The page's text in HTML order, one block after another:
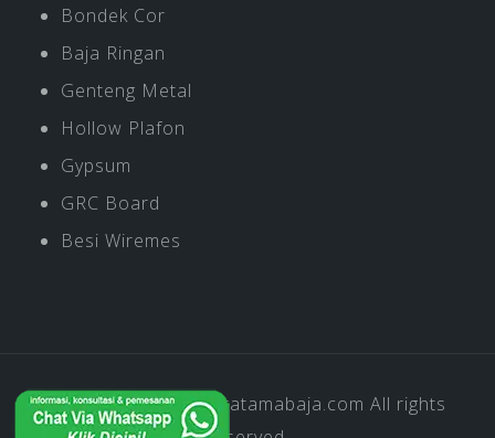
Bondek Cor
Baja Ringan
Genteng Metal
Hollow Plafon
Gypsum
GRC Board
Besi Wiremes
Copyright © 2019Pratamabaja.com All rights